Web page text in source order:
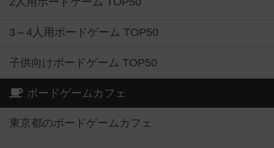
3～4人用ボードゲーム TOP50
子供向けボードゲーム TOP50
ボードゲームカフェ
東京都のボードゲームカフェ